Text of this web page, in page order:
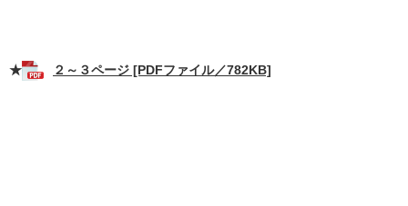
★ ２～３ページ [PDFファイル／782KB]